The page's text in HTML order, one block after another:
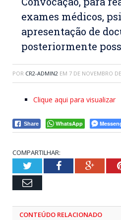
exames médicos,
apresentação de
posteriormente
POR CR2-ADMIN2 EM 7 DE NOVEMBRO
Clique aqui para visualizar
Share WhatsApp
COMPARTILHAR:
TwitterFacebook
Email
CONTEÚDO RELACIONADO